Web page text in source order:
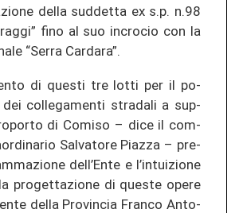
della su­d­det­ta ex s.p. n.98
fino al suo in­cro­cio con la
“Serra Car­da­ra”.
di ques­ti tre lotti per il po­
col­le­ga­men­ti stra­da­li a sup­
di Co­mi­so – dice il com­
Sal­va­to­re Pia­z­za – pre­
dell’Ente e l’in­tui­zio­ne
pro­get­ta­zio­ne di ques­te opere
della Pro­vin­cia Fran­co An­to­